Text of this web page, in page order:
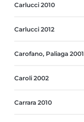
Carlucci 2010
Carlucci 2012
Carofano, Paliaga 2001
Caroli 2002
Carrara 2010